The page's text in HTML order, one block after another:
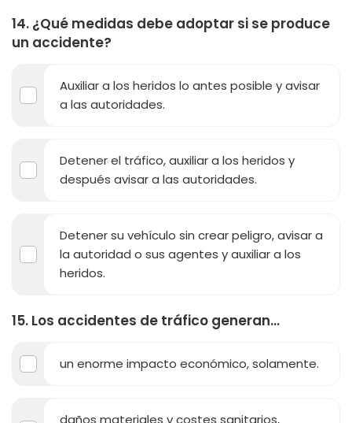
14. ¿Qué medidas debe adoptar si se produce
un accidente?
Auxiliar a los heridos lo antes posible y avisar
a las autoridades.
Detener el tráfico, auxiliar a los heridos y
después avisar a las autoridades.
Detener su vehículo sin crear peligro, avisar a
la autoridad o sus agentes y auxiliar a los
heridos.
15. Los accidentes de tráfico generan...
un enorme impacto económico, solamente.
daños materiales y costes sanitarios,